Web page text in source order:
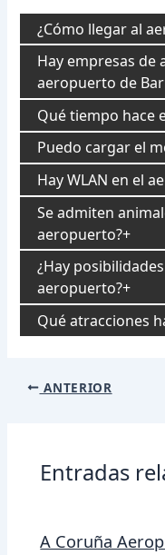
¿Cómo llegar al
Hay empresas de
aeropuerto de
Qué tiempo hace
Puedo cargar el
Hay WLAN en el
Se admiten
aeropuerto?
¿Hay
aeropuerto?
Qué atracciones
Navegación
ANTERIOR
Entradas
A Coruña